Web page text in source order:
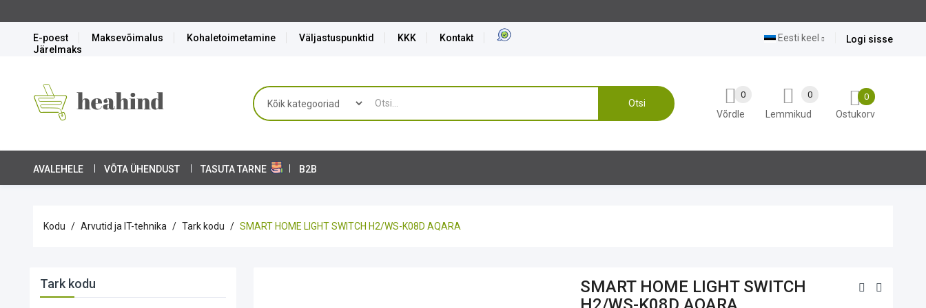
E-poest Maksevõimalus Kohaletoimetamine Väljastuspunktid KKK
Kontakt
Järelmaks
Logi sisse
Eesti keel
Otsi
0
Ostukorv
Lemmikud
0
Võrdle
0
AVALEHELE VÕTA ÜHENDUST TASUTA TARNE B2B
Kodu Arvutid ja IT-tehnika Tark kodu SMART HOME LIGHT SWITCH H2/WS-K08D AQARA
Tark kodu
SMART HOME LIGHT SWITCH